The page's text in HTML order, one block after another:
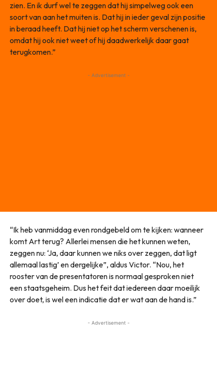
zien. En ik durf wel te zeggen dat hij simpelweg ook een
soort van aan het muiten is. Dat hij in ieder geval zijn positie
in beraad heeft. Dat hij niet op het scherm verschenen is,
omdat hij ook niet weet of hij daadwerkelijk daar gaat
terugkomen.”
- Advertisement -
“Ik heb vanmiddag even rondgebeld om te kijken: wanneer
komt Art terug? Allerlei mensen die het kunnen weten,
zeggen nu: ‘Ja, daar kunnen we niks over zeggen, dat ligt
allemaal lastig’ en dergelijke”, aldus Victor. “Nou, het
rooster van de presentatoren is normaal gesproken niet
een staatsgeheim. Dus het feit dat iedereen daar moeilijk
over doet, is wel een indicatie dat er wat aan de hand is.”
- Advertisement -